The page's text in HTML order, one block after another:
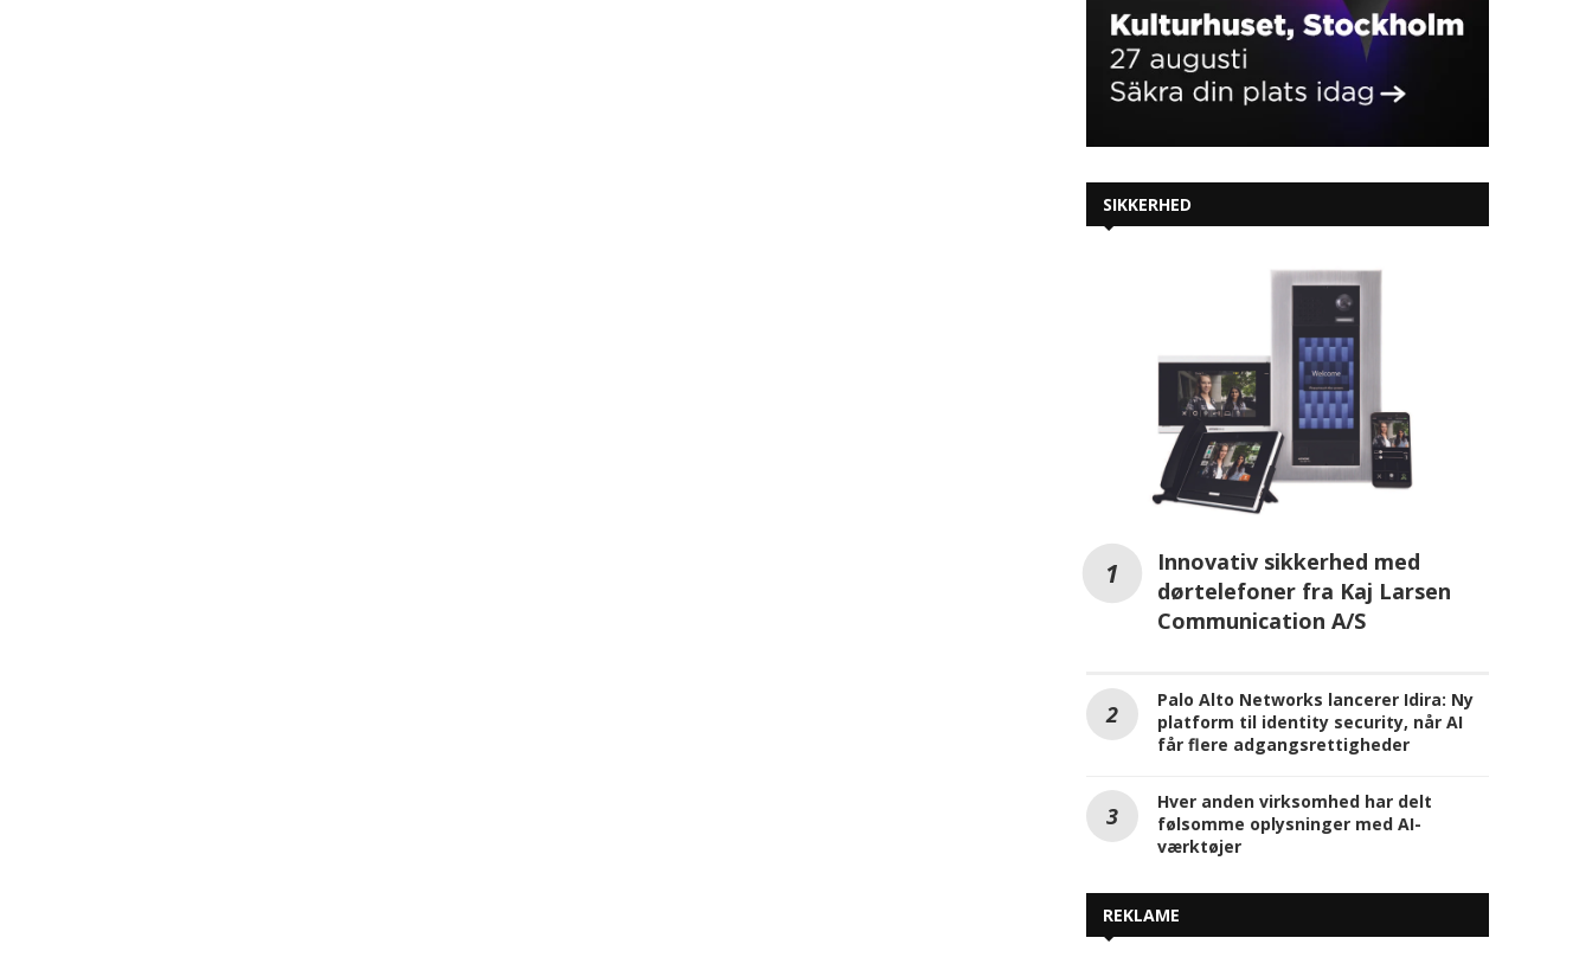
SIKKERHED
Innovativ sikkerhed med
dørtelefoner fra Kaj Larsen
Palo Alto Networks lancerer Idira: Ny
får flere adgangsrettigheder